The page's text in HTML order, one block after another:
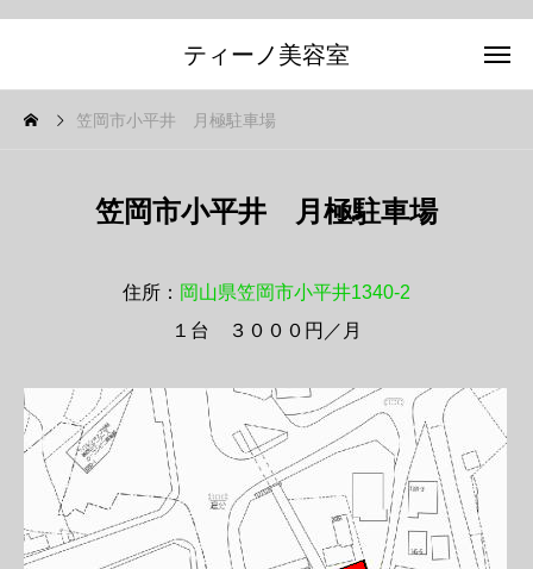
ティーノ美容室
笠岡市小平井 月極駐車場
笠岡市小平井 月極駐車場
住所： 岡山県笠岡市小平井1340-2
１台 ３０００円／月